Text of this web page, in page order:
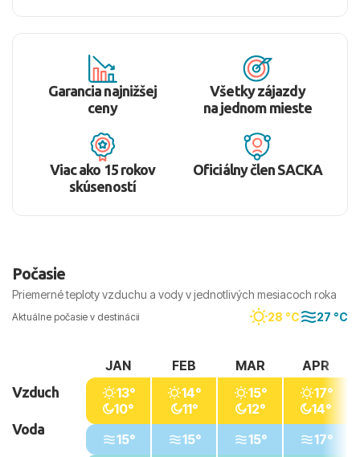
Garancia najnižšej
ceny
Všetky zájazdy
na jednom mieste
Viac ako 15 rokov
skúseností
Oficiálny člen SACKA
Počasie
Priemerné teploty vzduchu a vody v jednotlivých mesiacoch roka
Aktuálne počasie v destinácii 28 °C 27 °C
Vzduch
Voda
JAN
13°
10°
15°
FEB
14°
11°
15°
MAR
15°
12°
15°
APR
17°
14°
17°